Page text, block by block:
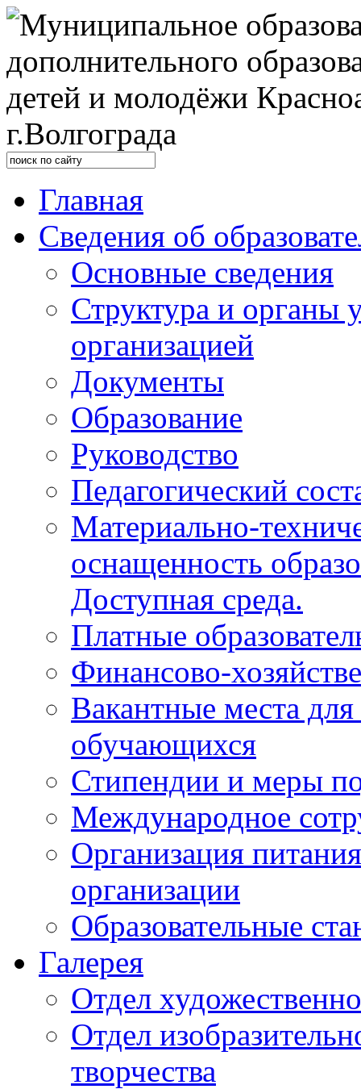
Главная
Сведения об
Основные сведения
Структура и органы
организацией
Документы
Образование
Руководство
Педагогический
Материально-
оснащенность
Доступная среда.
Платные
Финансово-
Вакантные места
обучающихся
Стипендии и меры
Международное
Организация
организации
Образовательные
Галерея
Отдел
Отдел
творчества